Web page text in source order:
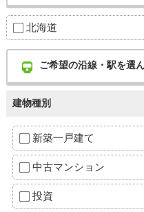
北海道
ご希望の沿線・駅を選
建物種別
新築一戸建て
中古マンション
投資